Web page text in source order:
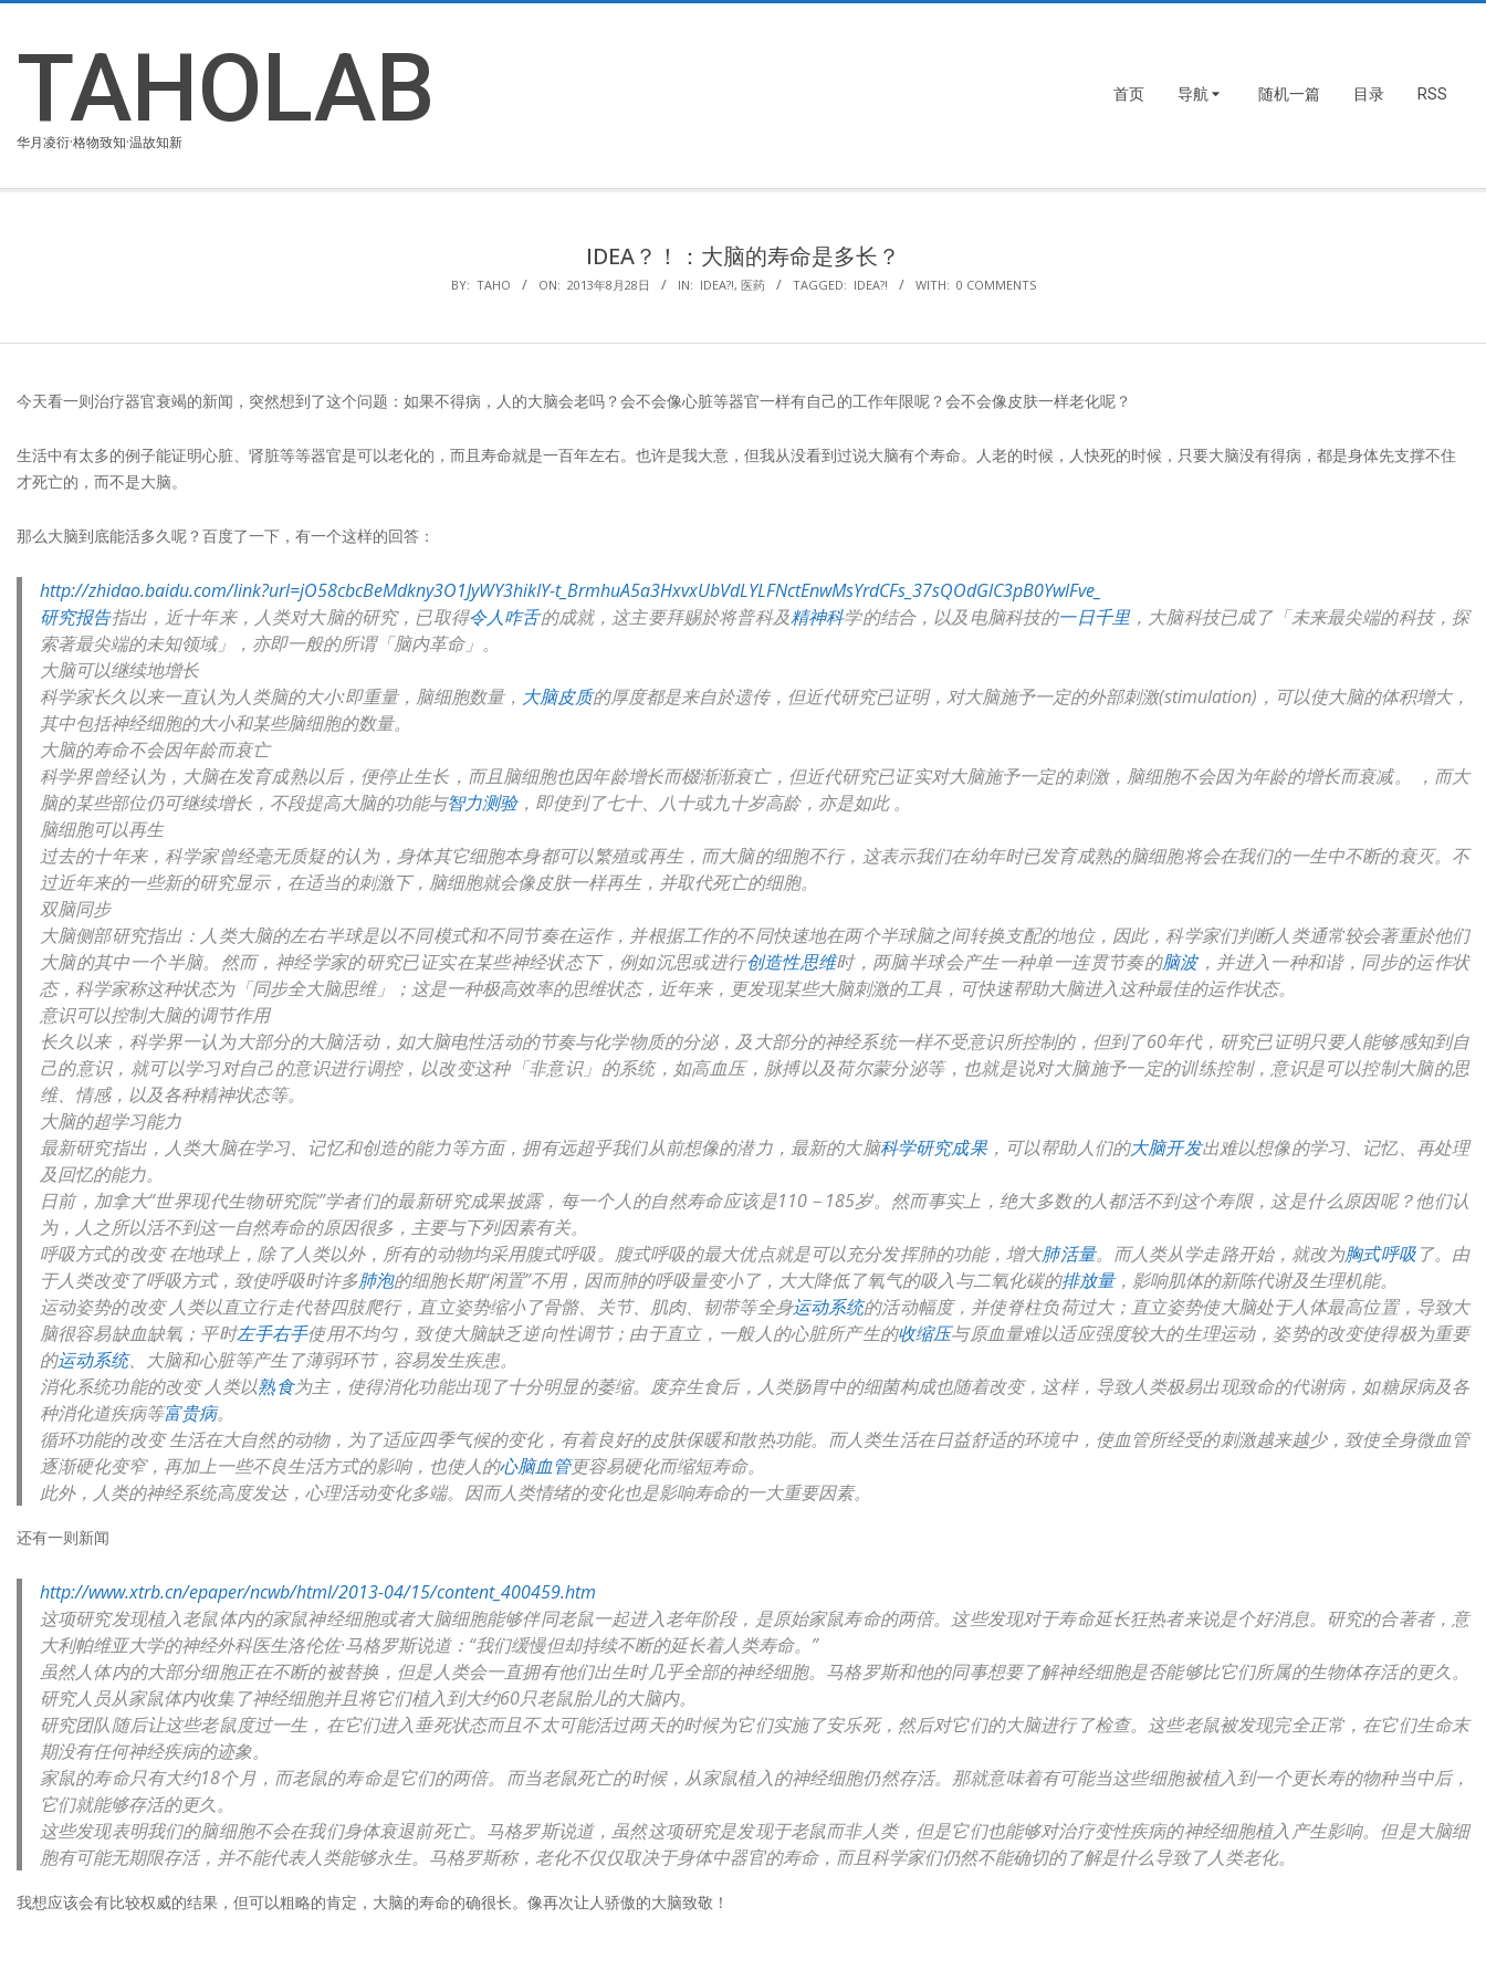
content
TAHOLAB
华月凌衍·格物致知·温故知新
首页 导航 随机一篇 目录 RSS
IDEA？！：大脑的寿命是多长？
BY: TAHO ON: 2013年8月28日 IN: IDEA?!, 医药 TAGGED: IDEA?! WITH: 0 COMMENTS
今天看一则治疗器官衰竭的新闻，突然想到了这个问题：如果不得病，人的大脑会老吗？会不会像心脏等器官一样有自己的工作年限呢？会不会像皮肤一样老化呢？
生活中有太多的例子能证明心脏、肾脏等等器官是可以老化的，而且寿命就是一百年左右。也许是我大意，但我从没看到过说大脑有个寿命。人老的时候，人快死的时候，只要大脑没有得病，都是身体先支撑不住
才死亡的，而不是大脑。
那么大脑到底能活多久呢？百度了一下，有一个这样的回答：
http://zhidao.baidu.com/link?url=jO58cbcBeMdkny3O1JyWY3hikIY-t_BrmhuA5a3HxvxUbVdLYLFNctEnwMsYrdCFs_37sQOdGlC3pB0YwlFve_
研究报告指出，近十年来，人类对大脑的研究，已取得令人咋舌的成就，这主要拜赐於将普科及精神科学的结合，以及电脑科技的一日千里，大脑科技已成了「未来最尖端的科技，探
索著最尖端的未知领域」，亦即一般的所谓「脑内革命」。
大脑可以继续地增长
科学家长久以来一直认为人类脑的大小:即重量，脑细胞数量， 大脑皮质的厚度都是来自於遗传，但近代研究已证明，对大脑施予一定的外部刺激(stimulation)，可以使大脑的体积增大，
其中包括神经细胞的大小和某些脑细胞的数量。
大脑的寿命不会因年龄而衰亡
科学界曾经认为，大脑在发育成熟以后，便停止生长，而且脑细胞也因年龄增长而棳渐渐衰亡，但近代研究已证实对大脑施予一定的刺激，脑细胞不会因为年龄的增长而衰减。 ，而大
脑的某些部位仍可继续增长，不段提高大脑的功能与智力测验，即使到了七十、八十或九十岁高龄，亦是如此 。
脑细胞可以再生
过去的十年来，科学家曾经毫无质疑的认为，身体其它细胞本身都可以繁殖或再生，而大脑的细胞不行，这表示我们在幼年时已发育成熟的脑细胞将会在我们的一生中不断的衰灭。不
过近年来的一些新的研究显示，在适当的刺激下，脑细胞就会像皮肤一样再生，并取代死亡的细胞。
双脑同步
大脑侧部研究指出：人类大脑的左右半球是以不同模式和不同节奏在运作，并根据工作的不同快速地在两个半球脑之间转换支配的地位，因此，科学家们判断人类通常较会著重於他们
大脑的其中一个半脑。然而，神经学家的研究已证实在某些神经状态下，例如沉思或进行创造性思维时，两脑半球会产生一种单一连贯节奏的脑波，并进入一种和谐，同步的运作状
态，科学家称这种状态为「同步全大脑思维」；这是一种极高效率的思维状态，近年来，更发现某些大脑刺激的工具，可快速帮助大脑进入这种最佳的运作状态。
意识可以控制大脑的调节作用
长久以来，科学界一认为大部分的大脑活动，如大脑电性活动的节奏与化学物质的分泌，及大部分的神经系统一样不受意识所控制的，但到了60年代，研究已证明只要人能够感知到自
己的意识，就可以学习对自己的意识进行调控，以改变这种「非意识」的系统，如高血压，脉搏以及荷尔蒙分泌等，也就是说对大脑施予一定的训练控制，意识是可以控制大脑的思
维、情感，以及各种精神状态等。
大脑的超学习能力
最新研究指出，人类大脑在学习、记忆和创造的能力等方面，拥有远超乎我们从前想像的潜力，最新的大脑科学研究成果，可以帮助人们的大脑开发出难以想像的学习、记忆、再处理
及回忆的能力。
日前，加拿大“世界现代生物研究院”学者们的最新研究成果披露，每一个人的自然寿命应该是110－185岁。然而事实上，绝大多数的人都活不到这个寿限，这是什么原因呢？他们认
为，人之所以活不到这一自然寿命的原因很多，主要与下列因素有关。
呼吸方式的改变 在地球上，除了人类以外，所有的动物均采用腹式呼吸。腹式呼吸的最大优点就是可以充分发挥肺的功能，增大肺活量。而人类从学走路开始，就改为胸式呼吸了。由
于人类改变了呼吸方式，致使呼吸时许多肺泡的细胞长期“闲置”不用，因而肺的呼吸量变小了，大大降低了氧气的吸入与二氧化碳的排放量，影响肌体的新陈代谢及生理机能。
运动姿势的改变 人类以直立行走代替四肢爬行，直立姿势缩小了骨骼、关节、肌肉、韧带等全身运动系统的活动幅度，并使脊柱负荷过大；直立姿势使大脑处于人体最高位置，导致大
脑很容易缺血缺氧；平时左手右手使用不均匀，致使大脑缺乏逆向性调节；由于直立，一般人的心脏所产生的收缩压与原血量难以适应强度较大的生理运动，姿势的改变使得极为重要
的运动系统、大脑和心脏等产生了薄弱环节，容易发生疾患。
消化系统功能的改变 人类以熟食为主，使得消化功能出现了十分明显的萎缩。废弃生食后，人类肠胃中的细菌构成也随着改变，这样，导致人类极易出现致命的代谢病，如糖尿病及各
种消化道疾病等富贵病。
循环功能的改变 生活在大自然的动物，为了适应四季气候的变化，有着良好的皮肤保暖和散热功能。而人类生活在日益舒适的环境中，使血管所经受的刺激越来越少，致使全身微血管
逐渐硬化变窄，再加上一些不良生活方式的影响，也使人的心脑血管更容易硬化而缩短寿命。
此外，人类的神经系统高度发达，心理活动变化多端。因而人类情绪的变化也是影响寿命的一大重要因素。
还有一则新闻
http://www.xtrb.cn/epaper/ncwb/html/2013-04/15/content_400459.htm
这项研究发现植入老鼠体内的家鼠神经细胞或者大脑细胞能够伴同老鼠一起进入老年阶段，是原始家鼠寿命的两倍。这些发现对于寿命延长狂热者来说是个好消息。研究的合著者，意
大利帕维亚大学的神经外科医生洛伦佐·马格罗斯说道：“我们缓慢但却持续不断的延长着人类寿命。”
虽然人体内的大部分细胞正在不断的被替换，但是人类会一直拥有他们出生时几乎全部的神经细胞。马格罗斯和他的同事想要了解神经细胞是否能够比它们所属的生物体存活的更久。
研究人员从家鼠体内收集了神经细胞并且将它们植入到大约60只老鼠胎儿的大脑内。
研究团队随后让这些老鼠度过一生，在它们进入垂死状态而且不太可能活过两天的时候为它们实施了安乐死，然后对它们的大脑进行了检查。这些老鼠被发现完全正常，在它们生命末
期没有任何神经疾病的迹象。
家鼠的寿命只有大约18个月，而老鼠的寿命是它们的两倍。而当老鼠死亡的时候，从家鼠植入的神经细胞仍然存活。那就意味着有可能当这些细胞被植入到一个更长寿的物种当中后，
它们就能够存活的更久。
这些发现表明我们的脑细胞不会在我们身体衰退前死亡。马格罗斯说道，虽然这项研究是发现于老鼠而非人类，但是它们也能够对治疗变性疾病的神经细胞植入产生影响。但是大脑细
胞有可能无期限存活，并不能代表人类能够永生。马格罗斯称，老化不仅仅取决于身体中器官的寿命，而且科学家们仍然不能确切的了解是什么导致了人类老化。
我想应该会有比较权威的结果，但可以粗略的肯定，大脑的寿命的确很长。像再次让人骄傲的大脑致敬！